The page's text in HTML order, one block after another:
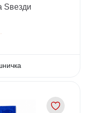
Ѕвезди